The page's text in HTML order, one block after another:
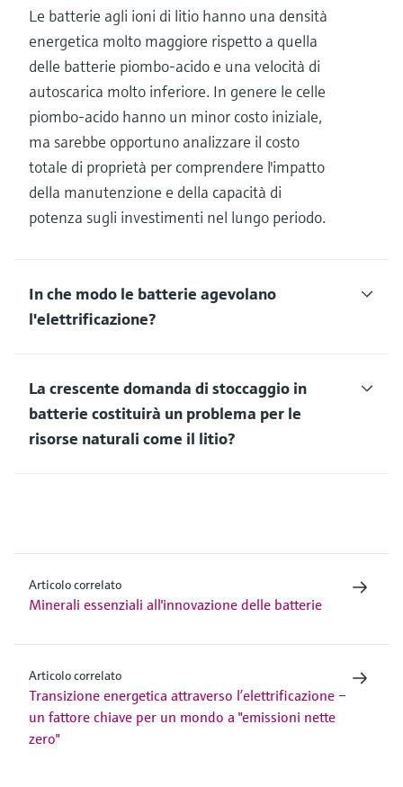
Le batterie agli ioni di litio hanno una densità
energetica molto maggiore rispetto a quella
delle batterie piombo-acido e una velocità di
autoscarica molto inferiore. In genere le celle
piombo-acido hanno un minor costo iniziale,
ma sarebbe opportuno analizzare il costo
totale di proprietà per comprendere l'impatto
della manutenzione e della capacità di
potenza sugli investimenti nel lungo periodo.
In che modo le batterie agevolano
l'elettrificazione?
La crescente domanda di stoccaggio in
batterie costituirà un problema per le
risorse naturali come il litio?
Articolo correlato
Minerali essenziali all'innovazione delle batterie
Articolo correlato
Transizione energetica attraverso l’elettrificazione –
un fattore chiave per un mondo a "emissioni nette
zero"